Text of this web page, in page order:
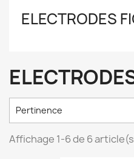
ELECTRODES
Pertinence
Affichage 1-6 de 6